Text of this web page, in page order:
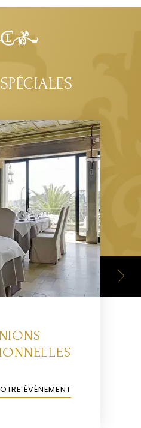
ÉVÉNEMENT
votre événement